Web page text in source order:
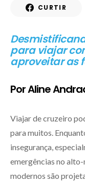
CURTIR
para viajar
aproveitar as
Por Aline
Viajar de cruzeiro
para muitos.
insegurança,
emergências no
modernos são